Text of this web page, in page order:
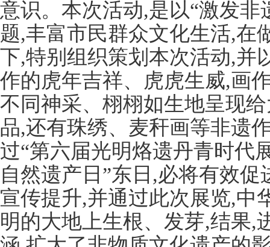
意识。本次活动,是以“激发
题,丰富市民群众文化生活,在
下,特别组织策划本次活动,并
作的虎年吉祥、虎虎生威,画
不同神采、栩栩如生地呈现
品,还有珠绣、麦秆画等非遗
过“第六届光明烙遗丹青时代
自然遗产日”东日,必将有效
宣传提升,并通过此次展览,中
明的大地上生根、发芽,结果,